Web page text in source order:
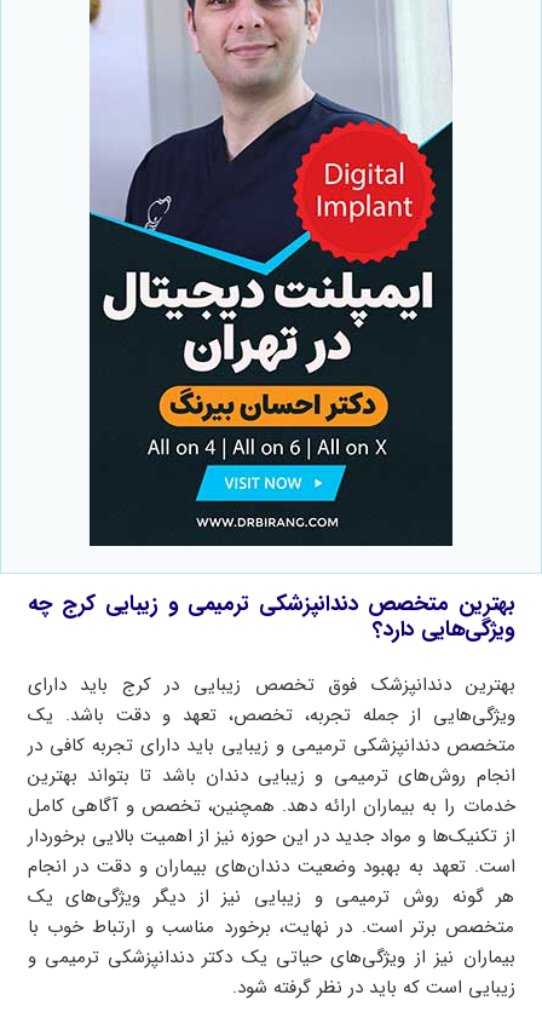
بهترین متخصص دندانپزشکی ترمیمی و زیبایی کرج چه
ویژگی‌هایی دارد؟
بهترین دندانپزشک فوق تخصص زیبایی در کرج باید دارای
ویژگی‌هایی از جمله تجربه، تخصص، تعهد و دقت باشد. یک
متخصص دندانپزشکی ترمیمی و زیبایی باید دارای تجربه کافی در
انجام روش‌های ترمیمی و زیبایی دندان باشد تا بتواند بهترین
خدمات را به بیماران ارائه دهد. همچنین، تخصص و آگاهی کامل
از تکنیک‌ها و مواد جدید در این حوزه نیز از اهمیت بالایی برخوردار
است. تعهد به بهبود وضعیت دندان‌های بیماران و دقت در انجام
هر گونه روش ترمیمی و زیبایی نیز از دیگر ویژگی‌های یک
متخصص برتر است. در نهایت، برخورد مناسب و ارتباط خوب با
بیماران نیز از ویژگی‌های حیاتی یک دکتر دندانپزشکی ترمیمی و
زیبایی است که باید در نظر گرفته شود.